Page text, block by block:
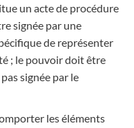
un acte de procédure
signée par une
de représenter
; le pouvoir doit être
signée par le
les éléments